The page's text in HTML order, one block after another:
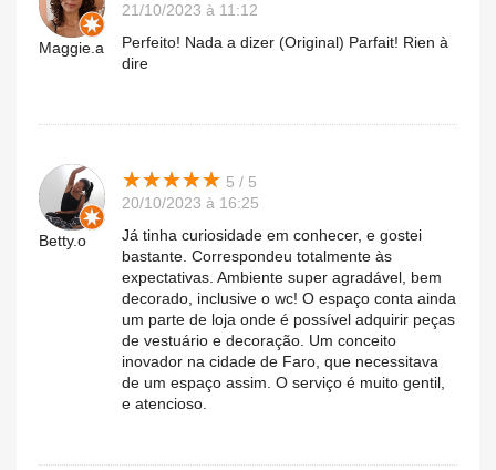
Maggie.a
21/10/2023 à 11:12
Perfeito! Nada a dizer (Original) Parfait! Rien à
dire
Betty.o
★★★★★
★★★★★ 5 / 5
20/10/2023 à 16:25
Já tinha curiosidade em conhecer, e gostei
bastante. Correspondeu totalmente às
expectativas. Ambiente super agradável, bem
decorado, inclusive o wc! O espaço conta ainda
um parte de loja onde é possível adquirir peças
de vestuário e decoração. Um conceito
inovador na cidade de Faro, que necessitava
de um espaço assim. O serviço é muito gentil,
e atencioso.